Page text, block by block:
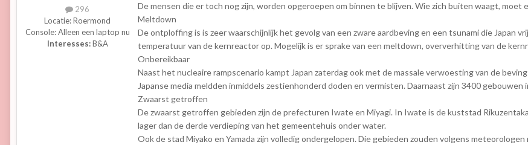
296
Locatie:Roermond
Console:Alleen een laptop nu
Interesses:B&A
De mensen die er toch nog zijn, worden opgeroepen om binnen te blijven. Wie zich buiten waagt, moet
Meltdown
De ontploffing is is zeer waarschijnlijk het gevolg van een zware aardbeving en een tsunami die Japan
temperatuur van de kernreactor op. Mogelijk is er sprake van een meltdown, oververhitting van de
Onbereikbaar
Naast het nucleaire rampscenario kampt Japan zaterdag ook met de massale verwoesting van de
Japanse media meldden inmiddels zestienhonderd doden en vermisten. Daarnaast zijn 3400
Zwaarst getroffen
De zwaarst getroffen gebieden zijn de prefecturen Iwate en Miyagi. In Iwate is de kuststad
lager dan de derde verdieping van het gemeentehuis onder water.
Ook de stad Miyako en Yamada zijn volledig ondergelopen. Die gebieden zouden volgens